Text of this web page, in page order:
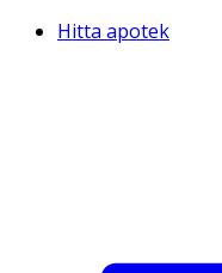
Hitta apotek